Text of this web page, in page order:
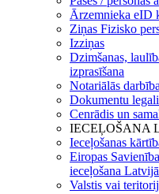
Ārzemnieka eID
Ziņas Fizisko
Izziņas
Dzimšanas,
izprasīšana
Notariālās
Dokumentu
Cenrādis un
IECEĻOŠANA
Ieceļošanas
Eiropas
ieceļošana Latvijā
Valstis vai